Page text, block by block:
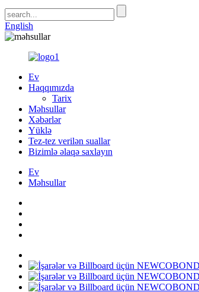
English
Ev
Haqqımızda
Tarix
Məhsullar
Xəbərlər
Yüklə
Tez-tez verilən suallar
Bizimlə əlaqə saxlayın
Ev
Məhsullar